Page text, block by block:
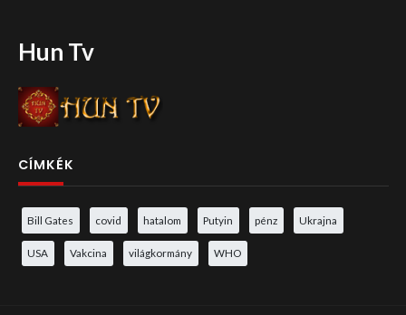
Hun Tv
CÍMKÉK
Bill Gates covid hatalom Putyin pénz Ukrajna
USA Vakcina világkormány WHO